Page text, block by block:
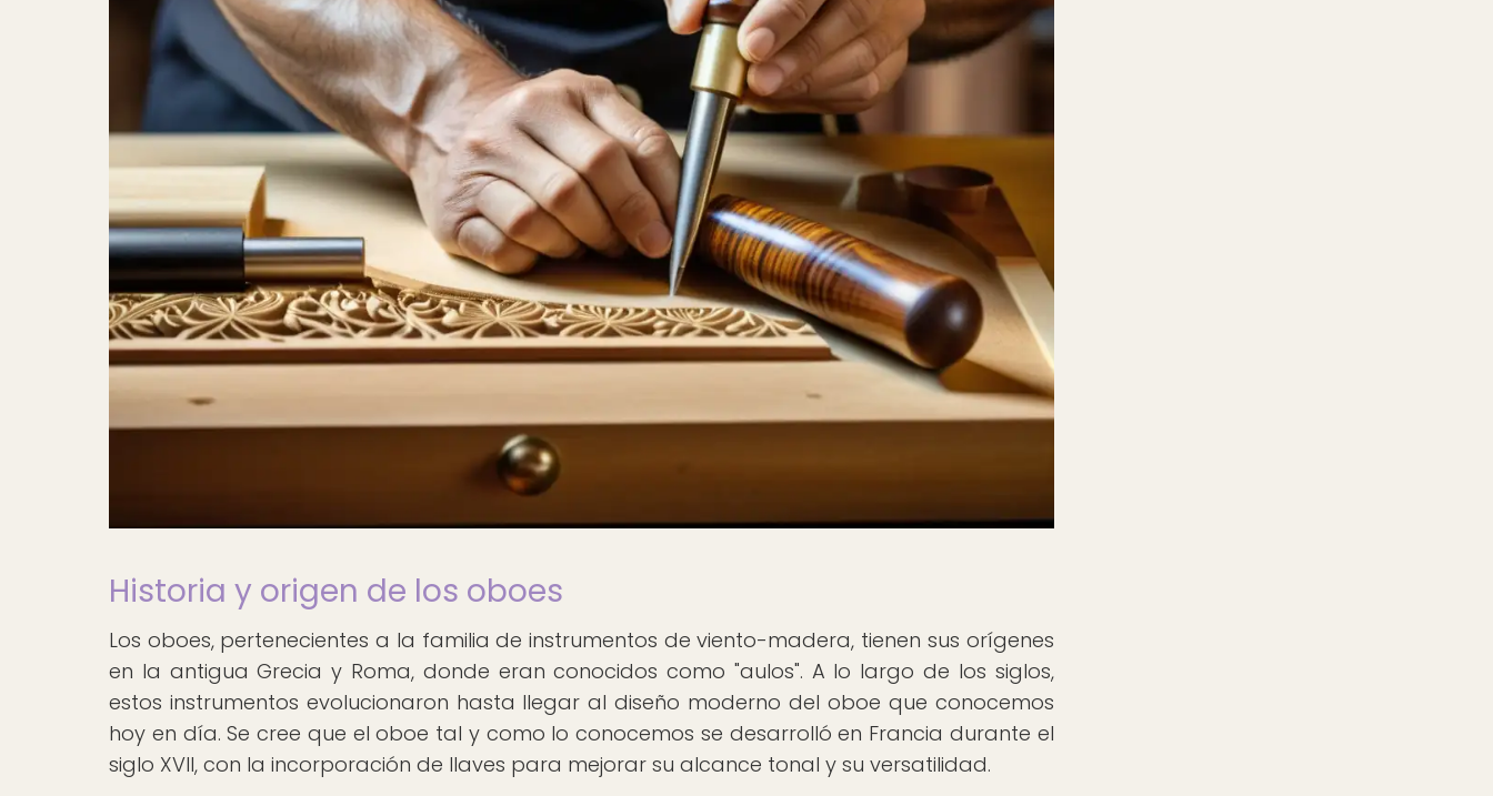
Historia y origen de los oboes
Los oboes, pertenecientes a la familia de instrumentos de viento-madera, tienen sus orígenes
en la antigua Grecia y Roma, donde eran conocidos como "aulos". A lo largo de los siglos,
estos instrumentos evolucionaron hasta llegar al diseño moderno del oboe que conocemos
hoy en día. Se cree que el oboe tal y como lo conocemos se desarrolló en Francia durante el
siglo XVII, con la incorporación de llaves para mejorar su alcance tonal y su versatilidad.